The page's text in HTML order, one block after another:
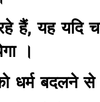
हैं, यह यदि
।
धर्म बदलने से